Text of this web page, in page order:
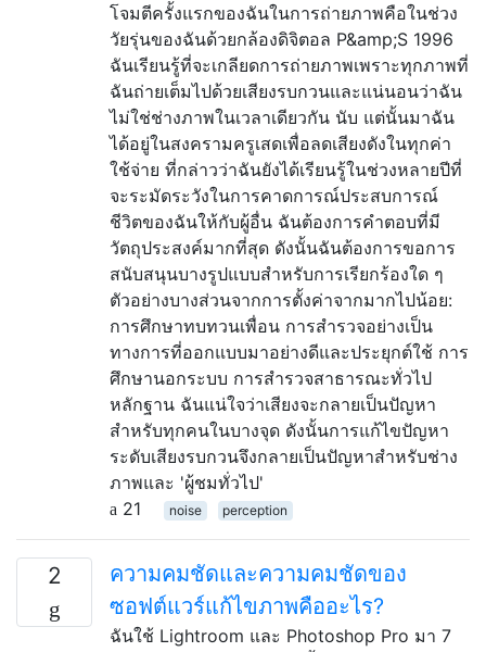
โจมตีครั้งแรกของฉันในการถ่ายภาพคือในช่วง
วัยรุ่นของฉันด้วยกล้องดิจิตอล P&amp;S 1996
ฉันเรียนรู้ที่จะเกลียดการถ่ายภาพเพราะทุกภาพที่
ฉันถ่ายเต็มไปด้วยเสียงรบกวนและแน่นอนว่าฉัน
ไม่ใช่ช่างภาพในเวลาเดียวกัน นับ แต่นั้นมาฉัน
ได้อยู่ในสงครามครูเสดเพื่อลดเสียงดังในทุกค่า
ใช้จ่าย ที่กล่าวว่าฉันยังได้เรียนรู้ในช่วงหลายปีที่
จะระมัดระวังในการคาดการณ์ประสบการณ์
ชีวิตของฉันให้กับผู้อื่น ฉันต้องการคำตอบที่มี
วัตถุประสงค์มากที่สุด ดังนั้นฉันต้องการขอการ
สนับสนุนบางรูปแบบสำหรับการเรียกร้องใด ๆ
ตัวอย่างบางส่วนจากการตั้งค่าจากมากไปน้อย:
การศึกษาทบทวนเพื่อน การสำรวจอย่างเป็น
ทางการที่ออกแบบมาอย่างดีและประยุกต์ใช้ การ
ศึกษานอกระบบ การสำรวจสาธารณะทั่วไป
หลักฐาน ฉันแน่ใจว่าเสียงจะกลายเป็นปัญหา
สำหรับทุกคนในบางจุด ดังนั้นการแก้ไขปัญหา
ระดับเสียงรบกวนจึงกลายเป็นปัญหาสำหรับช่าง
ภาพและ 'ผู้ชมทั่วไป'
21
noise perception
2
ความคมชัดและความคมชัดของ
ซอฟต์แวร์แก้ไขภาพคืออะไร?
ฉันใช้ Lightroom และ Photoshop Pro มา 7